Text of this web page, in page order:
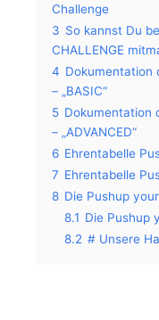
Challenge
3 So kannst Du
CHALLENGE
4 Dokumentation
– „BASIC“
5 Dokumentation
– „ADVANCED“
6 Ehrentabelle
7 Ehrentabelle
8 Die Pushup
8.1 Die Pushup
8.2 # Unsere